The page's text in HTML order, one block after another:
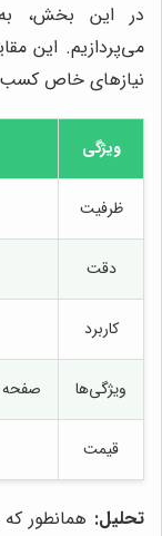
در این بخش،
می‌پردازیم. این
نیازهای خاص
ویژگی
ظرفیت
دقت
کاربرد
ویژگی‌ها صفحه
قیمت
تحلیل: همانطور